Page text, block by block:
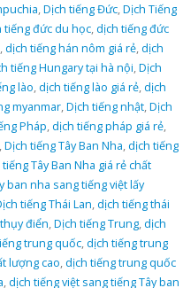
,Dịch tiếng Đức,Dịch Tiếng
tiếng đức du học,dịch tiếng đức
,dịch tiếng hán nôm giá rẻ,dịch
tiếng Hungary tại hà nội,Dịch
lào,dịch tiếng lào giá rẻ,dịch
myanmar,Dịch tiếng nhật,Dịch
Pháp,dịch tiếng pháp giá rẻ,
Dịch tiếng Tây Ban Nha,dịch tiếng
Tây Ban Nha giá rẻ chất
ban nha sang tiếng việt lấy
tiếng Thái Lan,dịch tiếng thái
điển,Dịch tiếng Trung,dịch
trung quốc,dịch tiếng trung
lượng cao,dịch tiếng trung quốc
,dịch tiếng việt sang tiếng Tây ban